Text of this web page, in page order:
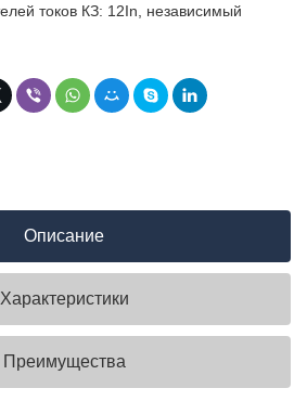
токов КЗ: 12In, независимый
Описание
Характеристики
Преимущества